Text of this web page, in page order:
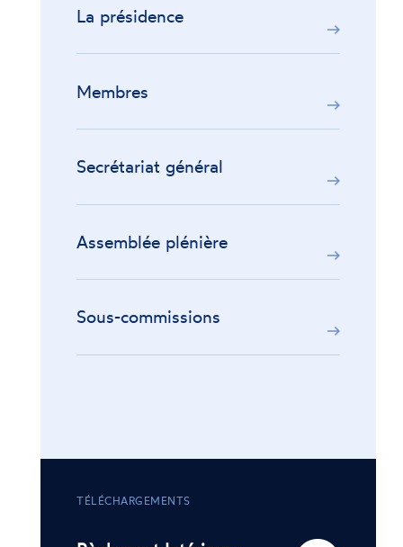
La présidence
Membres
Secrétariat général
Assemblée plénière
Sous-commissions
TÉLÉCHARGEMENTS